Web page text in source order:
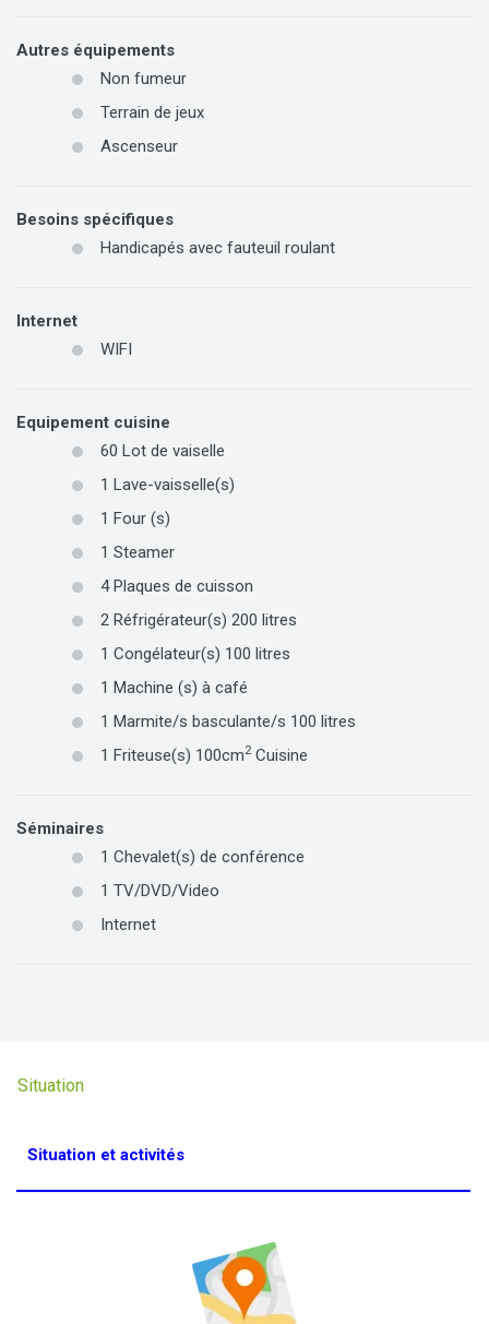
Autres équipements
Non fumeur
Terrain de jeux
Ascenseur
Besoins spécifiques
Handicapés avec fauteuil roulant
Internet
WIFI
Equipement cuisine
60 Lot de vaiselle
1 Lave-vaisselle(s)
1 Four (s)
1 Steamer
4Plaques de cuisson
2 Réfrigérateur(s) 200 litres
1 Congélateur(s) 100 litres
1 Machine (s) à café
1 Marmite/s basculante/s 100 litres
1 Friteuse(s) 100cm2 Cuisine
Séminaires
1 Chevalet(s) de conférence
1 TV/DVD/Video
Internet
Situation
Situation et activités